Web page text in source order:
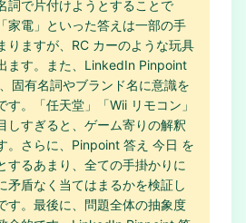
詞で片付けようとすることで
家電」といった答えは一部の手
りますが、RC カーのような玩具
ます。また、LinkedIn Pinpoint
固有名詞やブランド名に意識を
す。「任天堂」「Wii リモコン」
しすぎると、ゲーム寄りの解釈
。さらに、Pinpoint 答え 今日 を
するあまり、全ての手掛かりに
矛盾なく当てはまるかを検証し
す。最後に、問題全体の抽象度